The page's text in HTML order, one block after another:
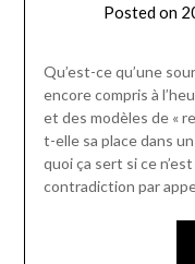
Posted on
Qu’est-ce qu’une
encore compris à
et des modèles de «
t-elle sa place dans
quoi ça sert si ce
contradiction par